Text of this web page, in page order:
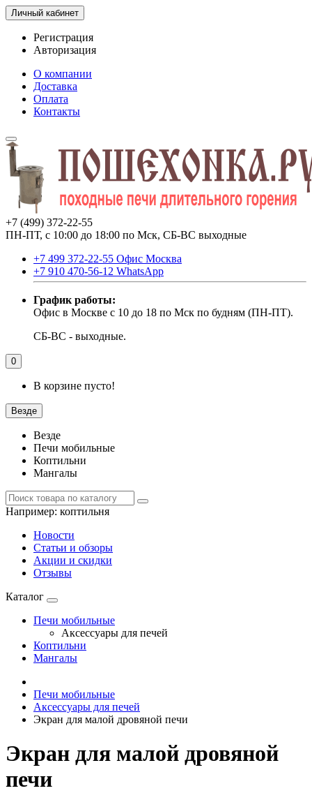
Личный кабинет
Регистрация
Авторизация
О компании
Доставка
Оплата
Контакты
+7 (499) 372-22-55
ПН-ПТ, с 10:00 до 18:00 по Мск, СБ-ВС выходные
+7 499 372-22-55 Офис Москва
+7 910 470-56-12 WhatsApp
График работы:
Офис в Москве с 10 до 18 по Мск по будням (ПН-ПТ).
СБ-ВС - выходные.
0
В корзине пусто!
Везде
Везде
Печи мобильные
Коптильни
Мангалы
Например: коптильня
Новости
Статьи и обзоры
Акции и скидки
Отзывы
Каталог
Печи мобильные
Аксессуары для печей
Коптильни
Мангалы
Печи мобильные
Аксессуары для печей
Экран для малой дровяной печи
Экран для малой дровяной
печи